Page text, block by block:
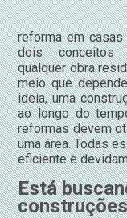
reforma em
dois conceitos
qualquer obra
meio que
ideia, uma
ao longo do
reformas devem
uma área. Todas
eficiente e
Está